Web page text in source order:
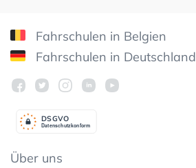
Fahrschulen in Belgien
Fahrschulen in Deutschland
Datenschutzkonform
DSGVO
Über uns